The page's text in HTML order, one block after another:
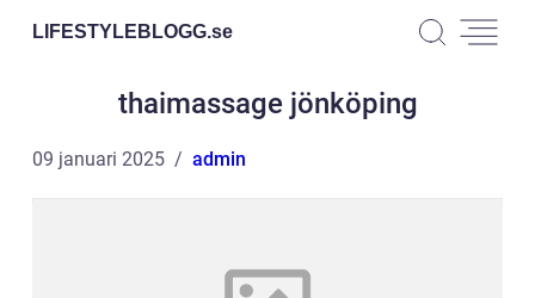
LIFESTYLEBLOGG.se
thaimassage jönköping
09 januari 2025 admin